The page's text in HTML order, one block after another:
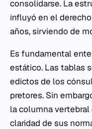
consolidarse. La
influyó en el
años, sirviendo de
Es fundamental
estático. Las tablas
edictos de los
pretores. Sin
la columna
claridad de sus